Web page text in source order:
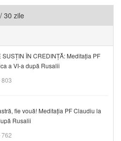
30 zile
ÎN CREDINȚĂ: Meditația PF
a VI-a după Rusalii
803
fie vouă! Meditația PF Claudiu la
Rusalii
762